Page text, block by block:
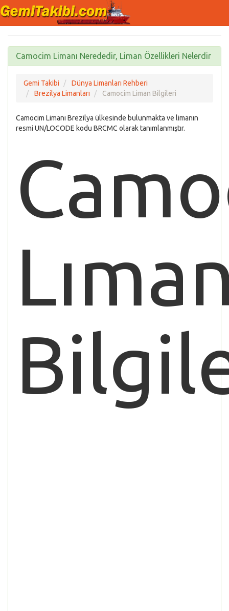
Camocim Limanı Nerededir, Liman Özellikleri Nelerdir
Gemi Takibi
Dünya Limanları Rehberi
Brezilya Limanları
Camocim Liman Bilgileri
Camocim Limanı Brezilya ülkesinde bulunmakta ve limanın
resmi UN/LOCODE kodu BRCMC olarak tanımlanmıştır.